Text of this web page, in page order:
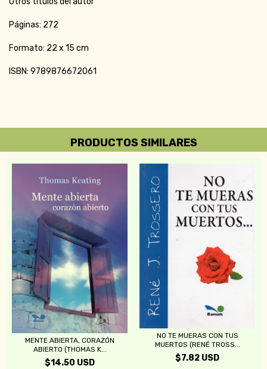
Páginas: 272
Formato: 22 x 15 cm
ISBN: 9789876672061
PRODUCTOS SIMILARES
MENTE ABIERTA, CORAZÓN
ABIERTO (THOMAS K...
$14.50 USD
NO TE MUERAS CON TUS
MUERTOS (RENÉ TROSS...
$7.82 USD